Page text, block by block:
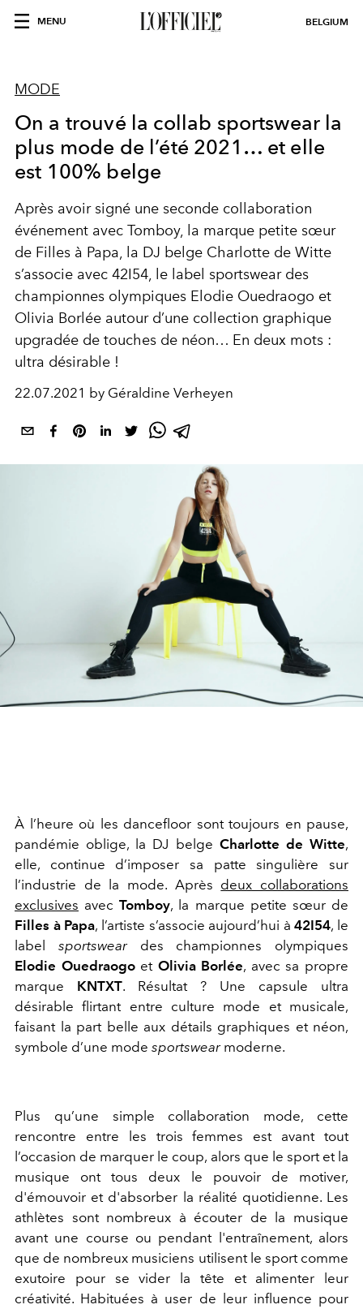
MENU BELGIUM
MODE
On a trouvé la collab sportswear la
plus mode de l’été 2021… et elle
est 100% belge
Après avoir signé une seconde collaboration
événement avec Tomboy, la marque petite sœur
de Filles à Papa, la DJ belge Charlotte de Witte
s’associe avec 42I54, le label sportswear des
championnes olympiques Elodie Ouedraogo et
Olivia Borlée autour d’une collection graphique
upgradée de touches de néon… En deux mots :
ultra désirable !
22.07.2021 by Géraldine Verheyen
À l’heure où les dancefloor sont toujours en pause,
pandémie oblige, la DJ belge Charlotte de Witte,
elle, continue d’imposer sa patte singulière sur
l’industrie de la mode. Après deux collaborations
exclusives avecTomboy, la marque petite sœur de
Filles à Papa, l’artiste s’associe aujourd’hui à42I54, le
label sportsweardes championnes olympiques
Elodie Ouedraogoet Olivia Borlée, avec sa propre
marque KNTXT. Résultat ? Une capsule ultra
désirable flirtant entre culture mode et musicale,
faisant la part belle aux détails graphiques et néon,
symbole d’une mode sportswearmoderne.
Plus qu’une simple collaboration mode, cette
rencontre entre les trois femmes est avant tout
l’occasion de marquer le coup, alors que le sport et la
musique ont tous deux le pouvoir de motiver,
d'émouvoir et d'absorber la réalité quotidienne. Les
athlètes sont nombreux à écouter de la musique
avant une course ou pendant l'entraînement, alors
que de nombreux musiciens utilisent le sport comme
exutoire pour se vider la tête et alimenter leur
créativité. Habituées à user de leur influence pour